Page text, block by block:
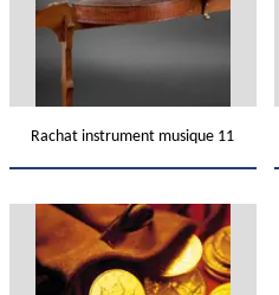
Rachat instrument musique 11